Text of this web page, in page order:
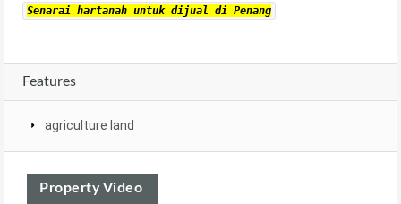
Senarai hartanah untuk dijual di Penang
Features
agriculture land
Property Video